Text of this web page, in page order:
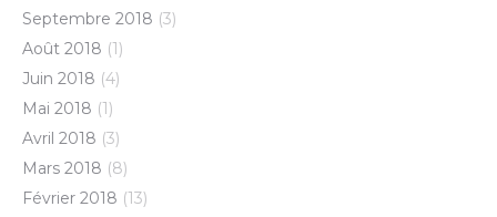
Septembre 2018 (3)
Août 2018 (1)
Juin 2018 (4)
Mai 2018 (1)
Avril 2018 (3)
Mars 2018 (8)
Février 2018 (13)